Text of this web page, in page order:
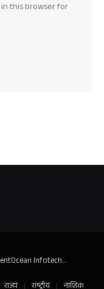
this browser for
Infotech..